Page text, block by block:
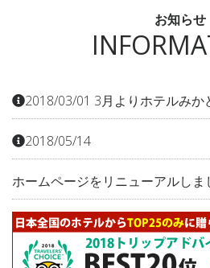
お知らせ
2018/03/01 3月よりホテルみか
2018/05/14
ホームページをリニューアルしま